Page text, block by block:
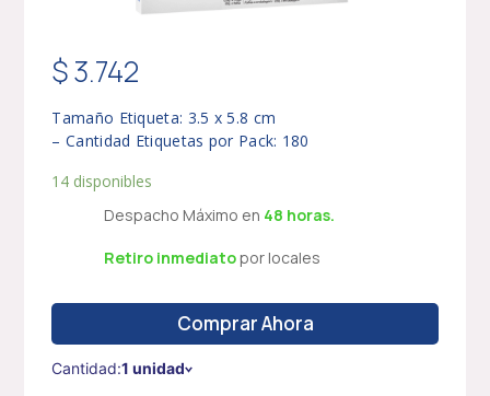
$3.742
Tamaño Etiqueta: 3.5 x 5.8 cm
– Cantidad Etiquetas por Pack: 180
14 disponibles
Despacho Máximo en 48 horas.
Retiro inmediatopor locales
Comprar Ahora
Cantidad:1 unidad